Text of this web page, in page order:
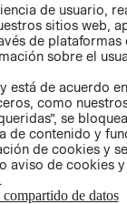
de usuario,
sitios web,
de plataformas
sobre el
está de acuerdo
como
se
de contenido y
de cookies y
aviso de cookies
de datos